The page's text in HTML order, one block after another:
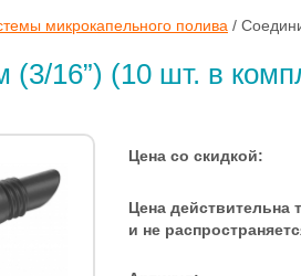
микрокапельного полива /
16”) (10 шт. в
Цена со скидкой:
Цена действительна
и не